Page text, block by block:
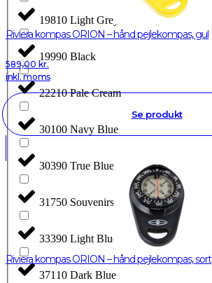
19810 Light Grey
19990 Black
22210 Pale Cream
30100 Navy Blue
30390 True Blue
31750 Souvenirs Blue
33390 Light Blue
37110 Dark Blue
Riviera kompas ORION – hånd pejlekompas, gul
589,00 kr.
inkl. moms
Se produkt
Riviera kompas ORION – hånd pejlekompas, sort